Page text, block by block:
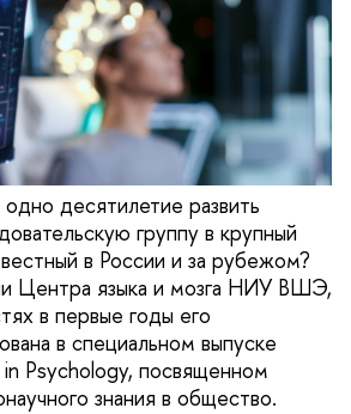
десятилетие развить
группу в крупный
в России и за рубежом?
Центра языка и мозга НИУ ВШЭ,
в первые годы его
в специальном выпуске
Psychology, посвященном
знания в общество.